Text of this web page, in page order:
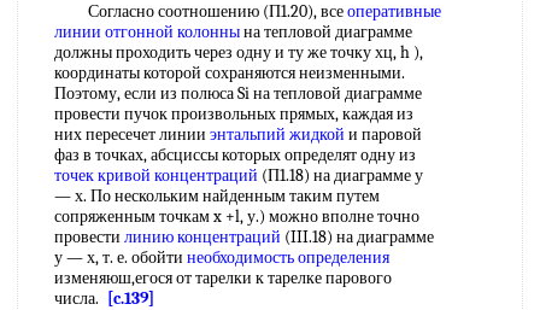
Согласно соотношению (П1.20), всеоперативные
линии отгонной колоннына тепловой диаграмме
должны проходить через одну и ту же точку хц, h ),
координаты которой сохраняются неизменными.
Поэтому, если из полюса Si на тепловой диаграмме
провести пучок произвольных прямых, каждая из
них пересечет линии энтальпий жидкой и паровой
фаз в точках, абсциссы которых определят одну из
точек кривой концентраций (П1.18) на диаграмме у
— х. По нескольким найденным таким путем
сопряженным точкам x +l, у.) можно вполне точно
провести линию концентраций (III.18) на диаграмме
у — х, т. е. обойти необходимость определения
изменяюш,егося от тарелки к тарелке парового
числа.
[c.139]